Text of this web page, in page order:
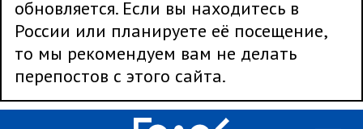
обновляется. Если вы находитесь в
России или планируете её посещение,
то мы рекомендуем вам не делать
перепостов с этого сайта.